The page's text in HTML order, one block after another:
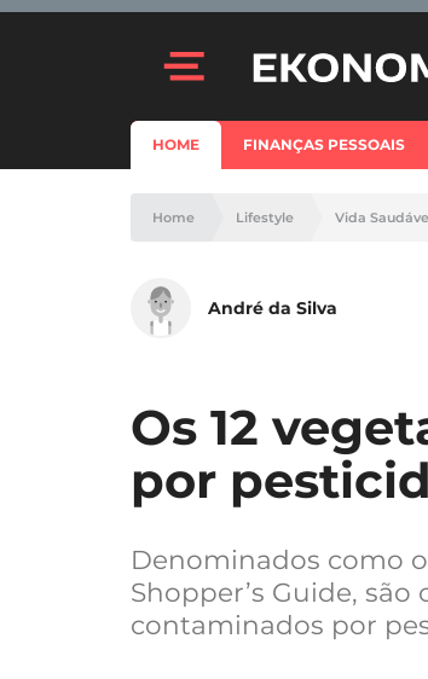
HOME FINANÇAS PESSOAIS
Home Lifestyle Vida
André da Silva
Os 12
por
Denominados como
Shopper’s Guide,
contaminados por